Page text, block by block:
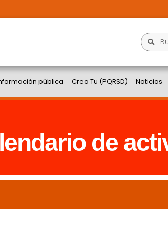
pública Crea Tu (PQRSD) Noticias
de